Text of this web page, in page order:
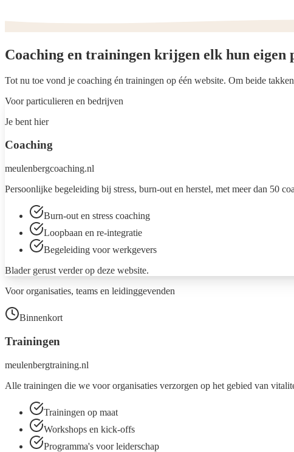
Coaching en trainingen krijgen elk hun eigen
Tot nu toe vond je coaching én trainingen op één website. Om beide
Voor particulieren en bedrijven
Je bent hier
Coaching
meulenbergcoaching.nl
Persoonlijke begeleiding bij stress, burn-out en herstel, met meer dan 50
Burn-out en stress coaching
Loopbaan en re-integratie
Begeleiding voor werkgevers
Blader gerust verder op deze website.
Voor organisaties, teams en leidinggevenden
Binnenkort
Trainingen
meulenbergtraining.nl
Alle trainingen die we voor organisaties verzorgen op het gebied van
Trainingen op maat
Workshops en kick-offs
Programma's voor leiderschap